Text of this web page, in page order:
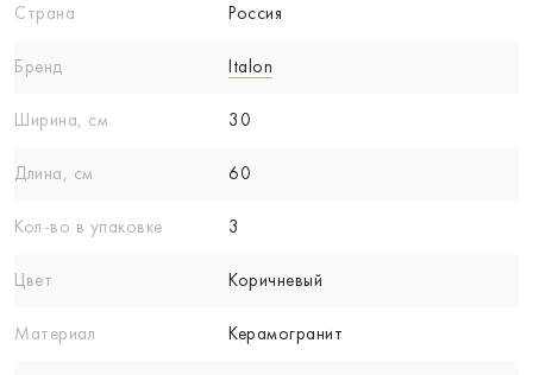
Страна Россия
Бренд Italon
Ширина, см 30
Длина, см 60
Кол-вo в упаковке 3
Цвет Коричневый
Материал Керамогранит